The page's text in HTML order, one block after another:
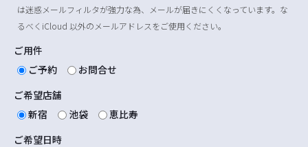
は迷惑メールフィルタが強力な為、メールが届きにくくなっています。な
るべくiCloud 以外のメールアドレスをご使用ください。
ご用件
ご予約
お問合せ
ご希望店舗
新宿
池袋
恵比寿
ご希望日時